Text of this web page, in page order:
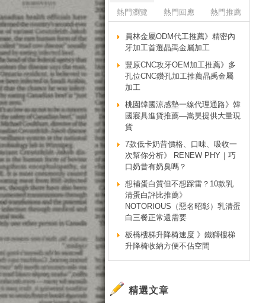
熱門瀏覽
熱門回應 熱門推薦
員林金屬ODM代工推薦》精密內
牙加工首選晶禹金屬加工
豐原CNC攻牙OEM加工推薦》多
孔位CNC鑽孔加工推薦晶禹金屬
加工
桃園韓國涼感墊一線代理通路》韓
國寢具進貨推薦—嵩昊提供大量現
貨
7款低卡奶昔價格、口味、吸收一
次幫你分析》 RENEW PHY｜巧
口奶昔有奶臭嗎？
想補蛋白質但不想踩雷？10款乳
清蛋白評比推薦》
NOTORIOUS（惡名昭彰）乳清蛋
白三餐正常還需要
板橋樓梯升降椅速度 》鐵獅樓梯
升降椅收納方便不佔空間
精選文章